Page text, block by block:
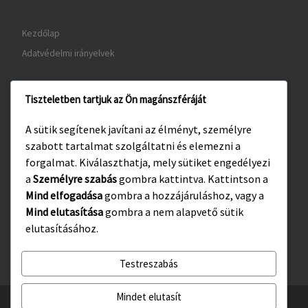
Kezdőlap
Adatvédelmi irányelvek
www.visitgyula.com
www.gyulakult.hu
Facebook Instagram
Tiszteletben tartjuk az Ön magánszféráját
A sütik segítenek javítani az élményt, személyre
szabott tartalmat szolgáltatni és elemezni a
forgalmat. Kiválaszthatja, mely sütiket engedélyezi
a Személyre szabásgombra kattintva. Kattintson a
Mind elfogadásagombra a hozzájáruláshoz, vagy a
Mind elutasításagombra a nem alapvető sütik
elutasításához.
Testreszabás
Mindet elutasít